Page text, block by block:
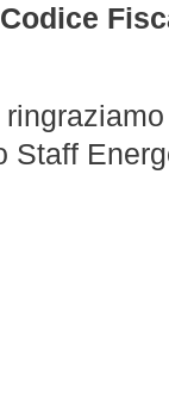
Staff